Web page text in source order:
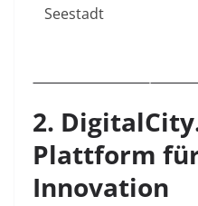
Seestadt
2.
Plattform
Innovation